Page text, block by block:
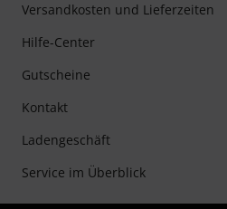
Versandkosten und Lieferzeiten
Hilfe-Center
Gutscheine
Kontakt
Ladengeschäft
Service im Überblick